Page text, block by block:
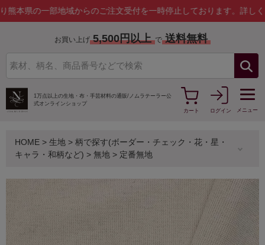
一部地域からのご注文受付を一時停止しております。詳しくはこちら
お買い上げ 5,500円以上 で 送料無料
1万点以上の生地・布・手芸材料の通販/ ノムラテーラー公
式オンラインショップ
カート
ログイン メニュー
HOME > 生地 > 柄で探す(ボーダー・チェック・花・星・
キャラ・和柄など) > 無地 > 定番無地